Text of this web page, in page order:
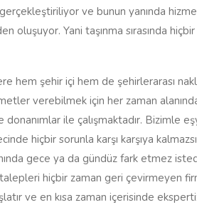
ve bunun yanında
oluşuyor. Yani taşınma sırasında hiçbir
hem şehir içi hem de şehirlerarası
verebilmek için her zaman
ile çalışmaktadır. Bizimle
hiçbir sorunla karşı karşıya
gece ya da gündüz fark etmez
hiçbir zaman geri çevirmeyen
ve en kısa zaman içerisinde